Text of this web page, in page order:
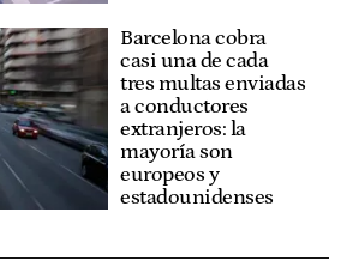
Barcelona cobra
casi una de cada
tres multas enviadas
a conductores
extranjeros: la
mayoría son
europeos y
estadounidenses